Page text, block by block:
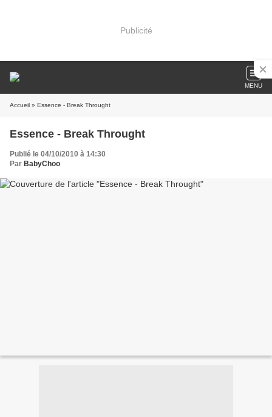
Publicité
MENU
Accueil » Essence - Break Throught
Essence - Break Throught
Publié le 04/10/2010 à 14:30
Par BabyChoo